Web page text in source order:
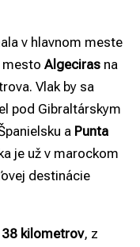
v hlavnom meste
mesto Algeciras na
Vlak by sa
pod Gibraltárskym
a Punta
je už v marockom
destinácie
38 kilometrov, z